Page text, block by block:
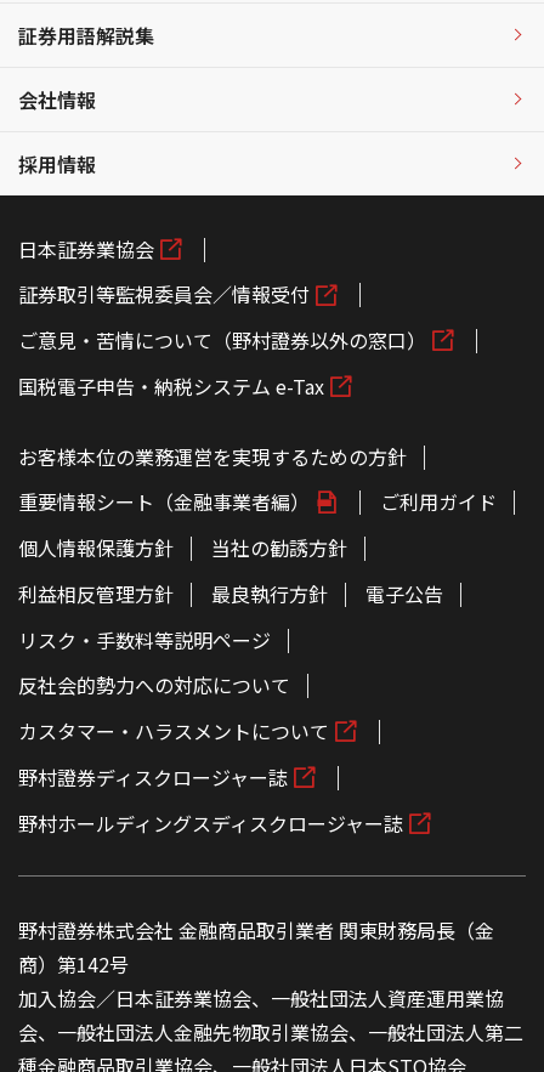
証券用語解説集
会社情報
採用情報
日本証券業協会
証券取引等監視委員会／情報受付
ご意見・苦情について（野村證券以外の窓口）
国税電子申告・納税システム e-Tax
お客様本位の業務運営を実現するための方針
重要情報シート（金融事業者編）
ご利用ガイド
個人情報保護方針
当社の勧誘方針
利益相反管理方針
最良執行方針
電子公告
リスク・手数料等説明ページ
反社会的勢力への対応について
カスタマー・ハラスメントについて
野村證券ディスクロージャー誌
野村ホールディングスディスクロージャー誌
野村證券株式会社 金融商品取引業者 関東財務局長（金
商）第142号
加入協会／日本証券業協会、一般社団法人資産運用業協
会、一般社団法人金融先物取引業協会、一般社団法人第二